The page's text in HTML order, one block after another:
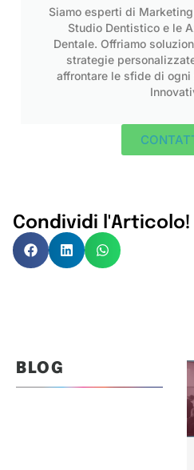
Siamo esperti di
Studio Dentistico e le
Dentale. Offriamo
strategie
affrontare le sfide di
Condividi l'Articolo!
BLOG